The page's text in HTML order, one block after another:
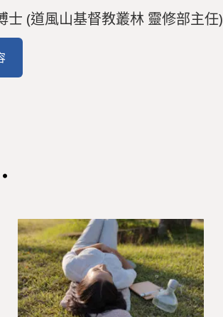
士 (道風山基督教叢林 靈修部主任)